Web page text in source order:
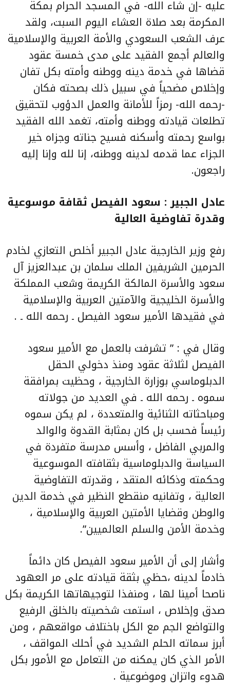
عليه -إن شاء الله- في المسجد الحرام بمكة
المكرمة بعد صلاة العشاء اليوم السبت، ولقد
عرف الشعب السعودي والأمة العربية والإسلامية
والعالم أجمع الفقيد على مدى خمسة عقود
قضاها في خدمة دينه ووطنه وأمته بكل تفان
وإخلاص مضحياً في سبيل ذلك بصحته فكان
-رحمه الله- رمزاً للأمانة والعمل الدؤوب لتحقيق
تطلعات قيادته ووطنه وأمته، تغمد الله الفقيد
بواسع رحمته وأسكنه فسيح جناته وجزاه خير
الجزاء عما قدمه لدينه ووطنه، إنا لله وإنا إليه
راجعون.
عادل الجبير : سعود الفيصل ثقافة موسوعية
وقدرة تفاوضية العالية
رفع وزير الخارجية عادل الجبير أخلص التعازي لخادم
الحرمين الشريفين الملك سلمان بن عبدالعزيز آل
سعود والأسرة المالكة الكريمة وشعب المملكة
والأسرة الخليجية والآمتين العربية والإسلامية
في فقيدها الأمير سعود الفيصل ـ رحمه الله ـ .
وقال في : ” تشرفت بالعمل مع الأمير سعود
الفيصل لثلاثة عقود ومنذ دخولي الحقل
الدبلوماسي بوزارة الخارجية ، وحظيت بمرافقة
سموه ـ رحمه الله ـ في العديد من جولاته
ومباحثاته الثنائية والمتعددة ، لم يكن سموه
رئيساً فحسب بل كان بمثابة القدوة والوالد
والمربي الفاضل ، وأسس مدرسة متفردة في
السياسة والدبلوماسية بثقافته الموسوعية
وحكمته وذكائه المتقد ، وقدرته التفاوضية
العالية ، وتفانيه منقطع النظير في خدمة الدين
والوطن وقضايا الأمتين العربية والإسلامية ،
وخدمة الأمن والسلم العالميين”.
وأشار إلى أن الأمير سعود الفيصل كان دائماً
خادماً لدينه ،حظي بثقة قيادته على مر العهود
ناصحا أمينا لها ، ومنفذا لتوجيهاتها الكريمة بكل
صدق وإخلاص ، استمت شخصيته بالخلق الرفيع
والتواضع الجم مع الكل باختلاف مواقعهم ، ومن
أبرز سماته الحلم الشديد في أحلك المواقف ،
الأمر الذي كان يمكنه من التعامل مع الأمور بكل
هدوء واتزان وموضوعية .